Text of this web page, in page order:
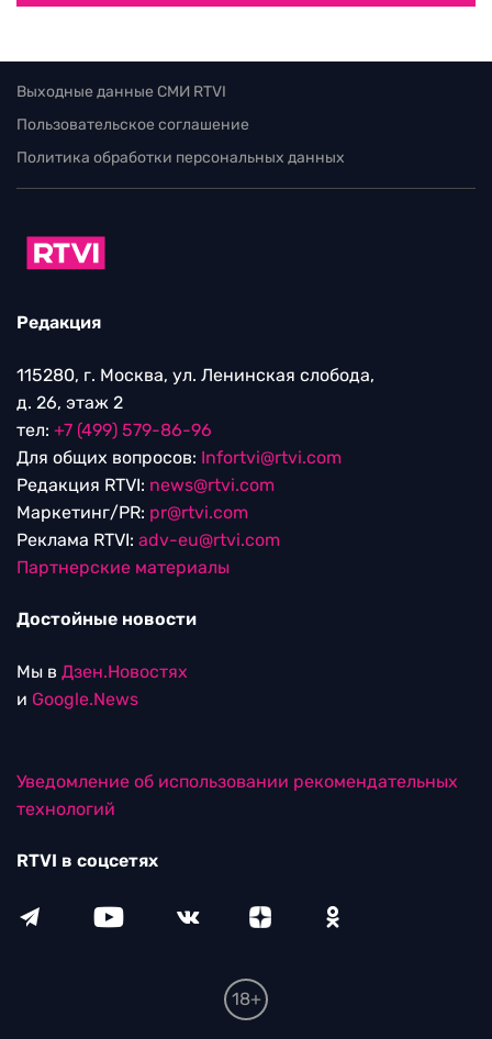
Выходные данные СМИ RTVI
Пользовательское соглашение
Политика обработки персональных данных
Редакция
115280, г. Москва, ул. Ленинская слобода,
д. 26, этаж 2
тел: +7 (499) 579-86-96
Для общих вопросов: Infortvi@rtvi.com
Редакция RTVI: news@rtvi.com
Маркетинг/PR: pr@rtvi.com
Реклама RTVI: adv-eu@rtvi.com
Партнерские материалы
Достойные новости
Мы в Дзен.Новостях
и Google.News
Уведомление об использовании рекомендательных
технологий
RTVI в соцсетях
18+